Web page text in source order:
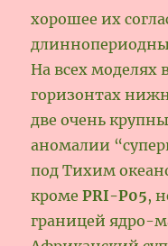
хорошее их
На всех моделях
горизонтах
две очень
аномалии
под Тихим
кромеPRI-P05,
границей ядро-